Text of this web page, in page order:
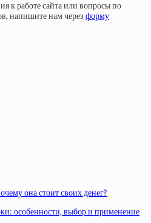
к работе сайта или вопросы по
напишите нам через форму
она стоит своих денег?
особенности, выбор и применение